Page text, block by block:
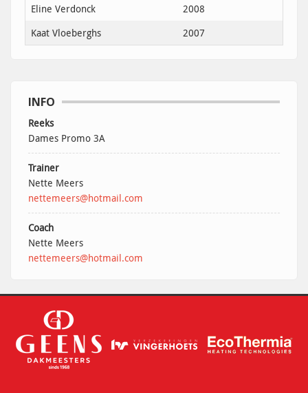
Eline Verdonck
2008
Kaat Vloeberghs
2007
INFO
Reeks
Dames Promo 3A
Trainer
Nette Meers
nettemeers@hotmail.com
Coach
Nette Meers
nettemeers@hotmail.com